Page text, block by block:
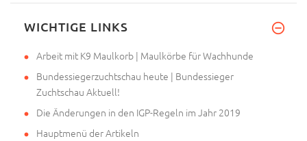
WICHTIGE LINKS
Arbeit mit K9 Maulkorb | Maulkörbe für Wachhunde
Bundessiegerzuchtschau heute | Bundessieger
Zuchtschau Aktuell!
Die Änderungen in den IGP-Regeln im Jahr 2019
Hauptmenü der Artikeln